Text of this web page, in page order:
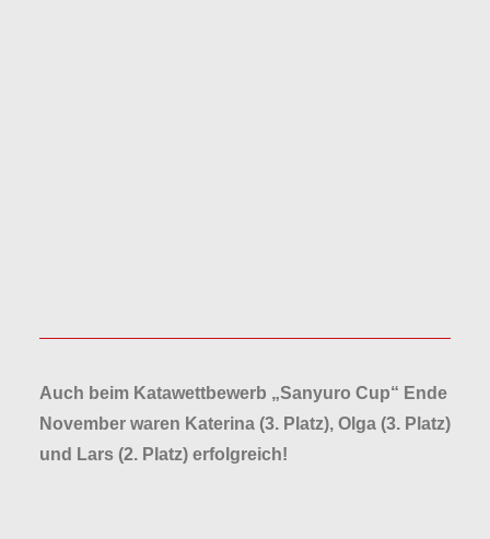
Auch beim Katawettbewerb „Sanyuro Cup“ Ende
November waren Katerina (3. Platz), Olga (3. Platz)
und Lars (2. Platz) erfolgreich!